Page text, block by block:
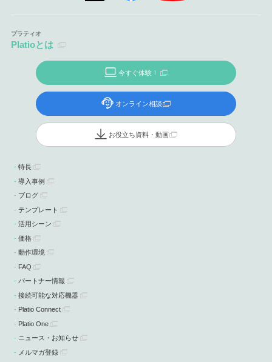
Platioとは
今すぐ体験！
オンライン相談
お役立ち資料・動画
特長
導入事例
ブログ
テンプレート
活用シーン
価格
動作環境
FAQ
パートナー情報
接続可能な対応機器
Platio Connect
Platio One
ニュース・お知らせ
メルマガ登録